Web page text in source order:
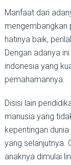
Manfaat dari
mengembangkan
hatinya baik,
Dengan adanya
indonesia yang
pemahamannya.
Disisi lain
manusia yang
kepentingan
yang selanjutnya.
anaknya dimulai